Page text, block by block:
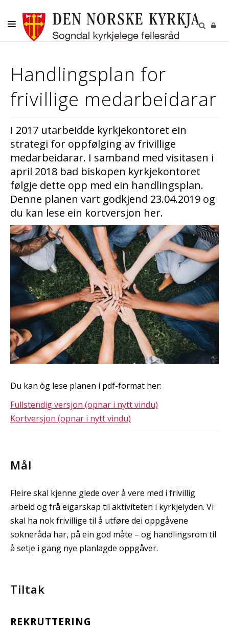
KYRKJELEGE HANDLINGAR
BORN OG UNGE
VAKSNE, DIAKONI OG FRIVILLIGE
KULTUR
GRAVPLASS
Handlingsplan for
frivillige medarbeidarar
I 2017 utarbeidde kyrkjekontoret ein
strategi for oppfølging av frivillige
medarbeidarar. I samband med visitasen i
april 2018 bad biskopen kyrkjekontoret
følgje dette opp med ein handlingsplan.
Denne planen vart godkjend 23.04.2019 og
du kan lese ein kortversjon her.
Du kan òg lese planen i pdf-format her:
Fullstendig versjon (opnar i nytt vindu)
Kortversjon (opnar i nytt vindu)
Mål
Fleire skal kjenne glede over å vere med i frivillig
arbeid og frå eigarskap til aktiviteten i kyrkjelyden. Vi
skal ha nok frivillige til å utføre dei oppgåvene
sokneråda har, på ein god måte – og handlingsrom til
å setje i gang nye planlagde oppgåver.
Tiltak
REKRUTTERING